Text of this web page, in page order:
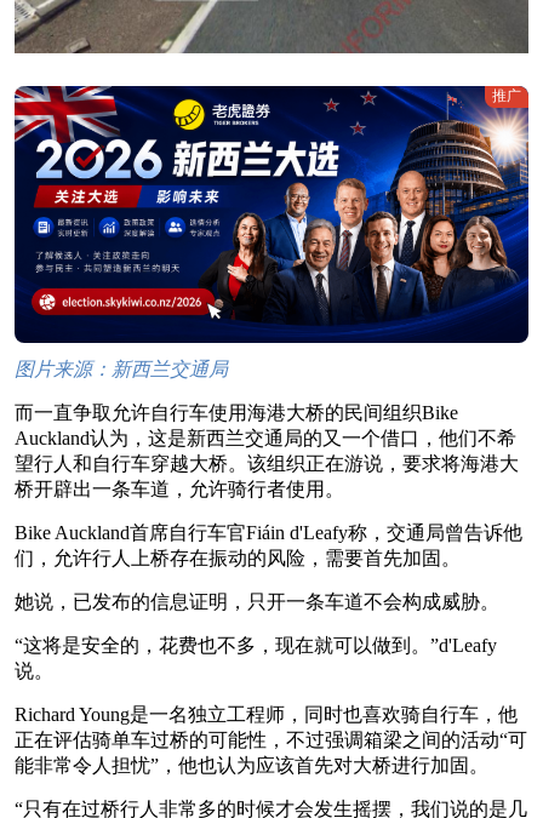
推广
图片来源：新西兰交通局
而一直争取允许自行车使用海港大桥的民间组织Bike
Auckland认为，这是新西兰交通局的又一个借口，他们不希
望行人和自行车穿越大桥。该组织正在游说，要求将海港大
桥开辟出一条车道，允许骑行者使用。
Bike Auckland首席自行车官Fiáin d'Leafy称，交通局曾告诉他
们，允许行人上桥存在振动的风险，需要首先加固。
她说，已发布的信息证明，只开一条车道不会构成威胁。
“这将是安全的，花费也不多，现在就可以做到。”d'Leafy
说。
Richard Young是一名独立工程师，同时也喜欢骑自行车，他
正在评估骑单车过桥的可能性，不过强调箱梁之间的活动“可
能非常令人担忧”，他也认为应该首先对大桥进行加固。
“只有在过桥行人非常多的时候才会发生摇摆，我们说的是几